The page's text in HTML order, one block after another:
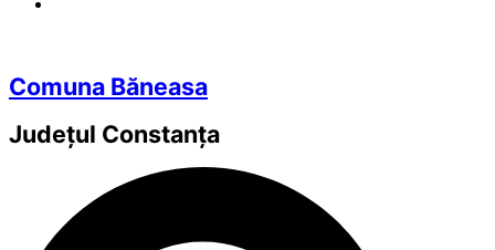
Comuna Băneasa
Județul Constanța